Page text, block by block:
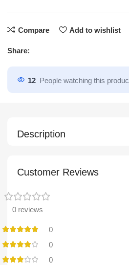
Compare Add to wishlist
Share:
12 People watching this
Description
Customer Reviews
0 reviews
0
0
0